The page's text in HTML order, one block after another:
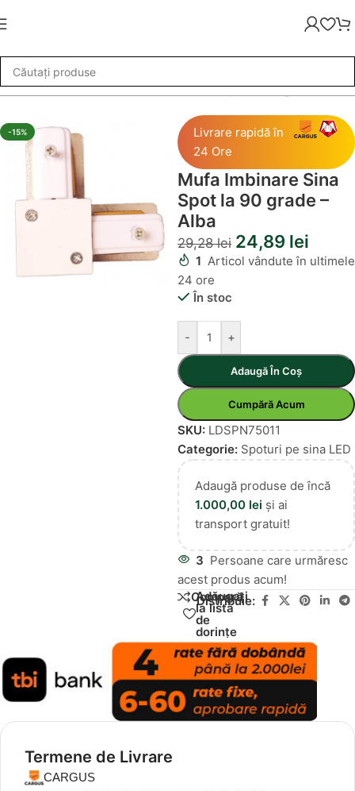
pe sina LED»Mufa Imbinare Sina Spot la 90 grade – Alba
-15%
Livrare rapidă în
24 Ore
Mufa Imbinare Sina
Spot la 90 grade –
Alba
29,28lei 24,89 lei
1 Articol vândute în ultimele
24 ore
În stoc
- +
Adaugă În Coș
Cumpără Acum
SKU: LDSPN75011
Categorie: Spoturi pe sina LED
Adaugă produse de încă
1.000,00 lei și ai
transport gratuit!
3 Persoane care urmăresc
acest produs acum!
Compară
Adăugați
la lista
de
dorințe
Distribuie:
Termene de Livrare
CARGUS